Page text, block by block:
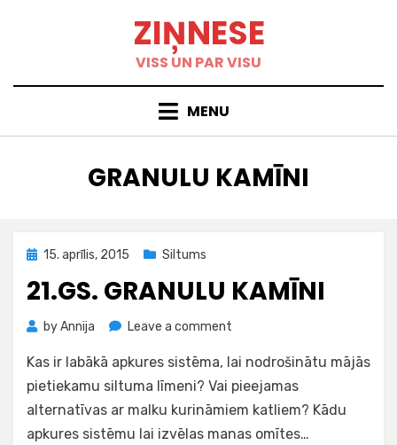
ZIŅNESE
VISS UN PAR VISU
MENU
BIRKA
:
GRANULU KAMĪNI
Posted
15. aprīlis, 2015 Siltums
21.GS. GRANULU KAMĪNI
byAnnija Leave a comment
granulu
kamīni
Kas ir labākā apkures sistēma, lai nodrošinātu mājās
pietiekamu siltuma līmeni? Vai pieejamas
alternatīvas ar malku kurināmiem katliem? Kādu
apkures sistēmu lai izvēlas manas omītes…